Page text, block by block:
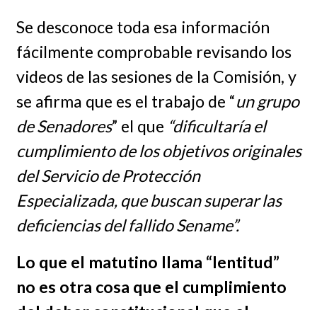
Se desconoce toda esa información
fácilmente comprobable revisando los
videos de las sesiones de la Comisión, y
se afirma que es el trabajo de “un grupo
de Senadores” el que “dificultaría el
cumplimiento de los objetivos originales
del Servicio de Protección
Especializada, que buscan superar las
deficiencias del fallido Sename”.
Lo que el matutino llama “lentitud”
no es otra cosa que el cumplimiento